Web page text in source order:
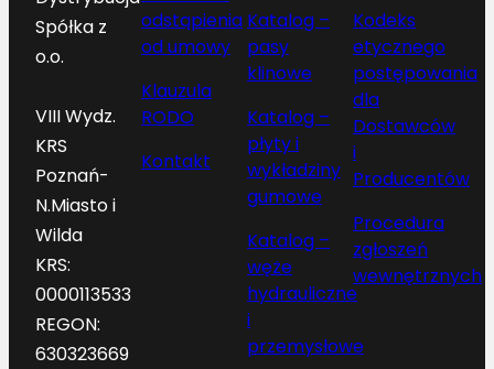
Spółka z
o.o.
VIII Wydz.
KRS
Poznań-
N.Miasto i
Wilda
KRS:
0000113533
REGON:
630323669
odstąpienia
od umowy
Klauzula
RODO
Kontakt
Katalog –
pasy
klinowe
Katalog –
płyty i
wykładziny
gumowe
Katalog –
węże
hydrauliczne
i
przemysłowe
Kodeks
etycznego
postępowania
dla
Dostawców
i
Producentów
Procedura
zgłoszeń
wewnętrznych